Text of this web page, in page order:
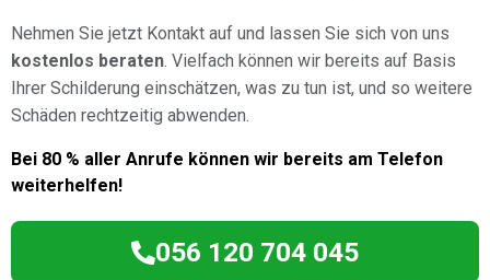
Nehmen Sie jetzt Kontakt auf und lassen Sie sich von uns
kostenlos beraten. Vielfach können wir bereits auf Basis
Ihrer Schilderung einschätzen, was zu tun ist, und so weitere
Schäden rechtzeitig abwenden.
Bei 80 % aller Anrufe können wir bereits am Telefon
weiterhelfen!
056 120 704 045